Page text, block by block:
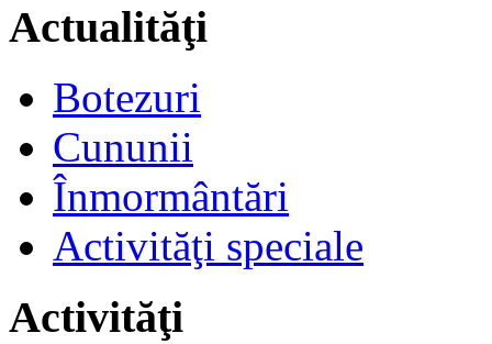
Actualităţi
Botezuri
Cununii
Înmormântări
Activităţi speciale
Activităţi